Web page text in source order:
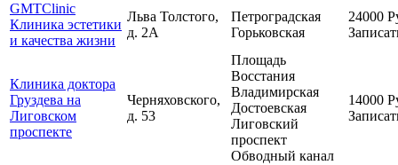
GMTClinic
Клиника эстетики
и качества жизни
Льва Толстого,
д. 2А
Петроградская
Горьковская
24000
Клиника доктора
Груздева на
Лиговском
проспекте
Черняховского,
д. 53
Площадь
Восстания
Владимирская
Достоевская
Лиговский
проспект
Обводный канал
14000